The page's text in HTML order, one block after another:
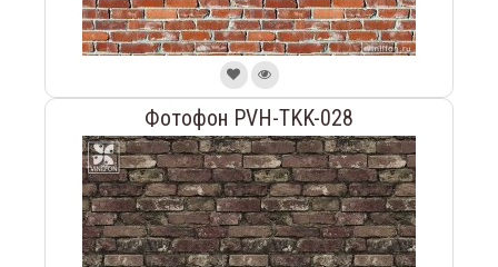
Фотофон PVH-TKK-028